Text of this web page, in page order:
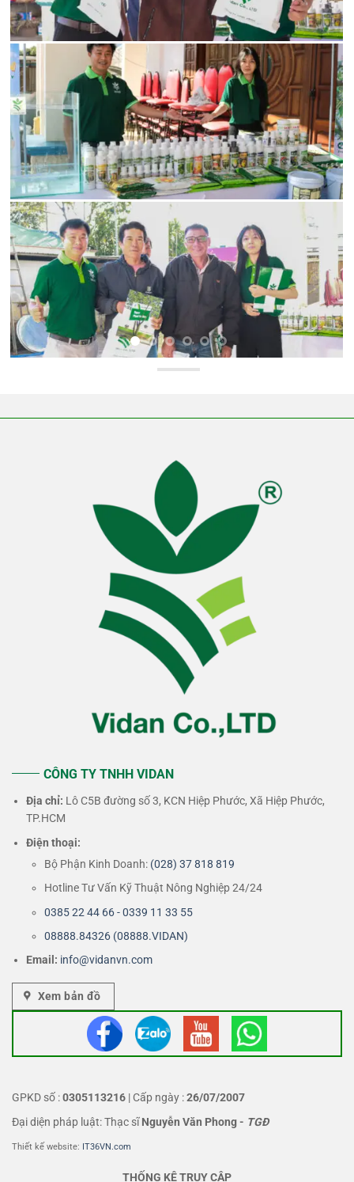
CÔNG TY TNHH VIDAN
Địa chỉ: Lô C5B đường số 3, KCN Hiệp Phước, Xã Hiệp Phước,
TP.HCM
Điện thoại:
Bộ Phận Kinh Doanh: (028) 37 818 819
Hotline Tư Vấn Kỹ Thuật Nông Nghiệp 24/24
0385 22 44 66 - 0339 11 33 55
08888.84326 (08888.VIDAN)
Email: info@vidanvn.com
Xem bản đồ
GPKD số :0305113216 | Cấp ngày :26/07/2007
Đại diện pháp luật: Thạc sĩNguyễn Văn Phong- TGĐ
Thiết kế website: IT36VN.com
THỐNG KÊ TRUY CẬP